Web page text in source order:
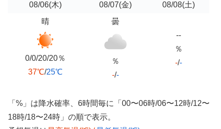
08/06(木) 08/07(金) 08/08(土)
晴
0/0/20/20％
37℃/25℃
曇
％
-/-
--
％
-/-
「%」は降水確率、6時間毎に「00〜06時/06〜12時/12〜
18時/18〜24時」の順で表示。